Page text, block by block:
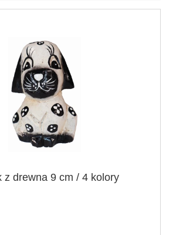
z drewna 9 cm / 4 kolory